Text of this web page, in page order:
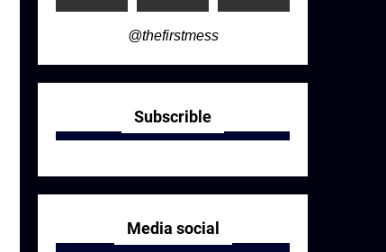
@thefirstmess
Subscrible
Media social